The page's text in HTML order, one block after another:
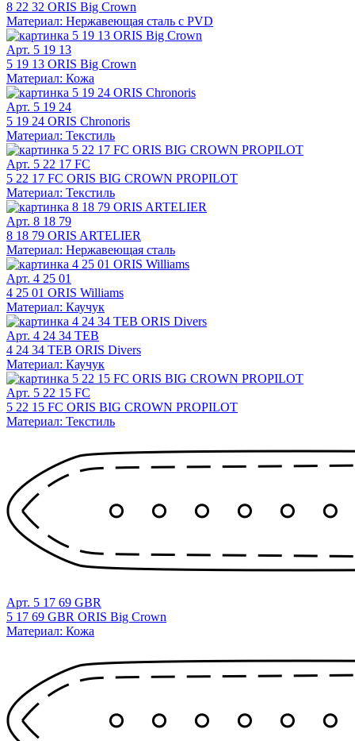
8 22 32 ORIS Big Crown
Материал: Нержавеющая сталь с PVD
Арт. 5 19 13
5 19 13 ORIS Big Crown
Материал: Кожа
Арт. 5 19 24
5 19 24 ORIS Chronoris
Материал: Текстиль
Арт. 5 22 17 FC
5 22 17 FC ORIS BIG CROWN PROPILOT
Материал: Текстиль
Арт. 8 18 79
8 18 79 ORIS ARTELIER
Материал: Нержавеющая сталь
Арт. 4 25 01
4 25 01 ORIS Williams
Материал: Каучук
Арт. 4 24 34 TEB
4 24 34 TEB ORIS Divers
Материал: Каучук
Арт. 5 22 15 FC
5 22 15 FC ORIS BIG CROWN PROPILOT
Материал: Текстиль
Арт. 5 17 69 GBR
5 17 69 GBR ORIS Big Crown
Материал: Кожа